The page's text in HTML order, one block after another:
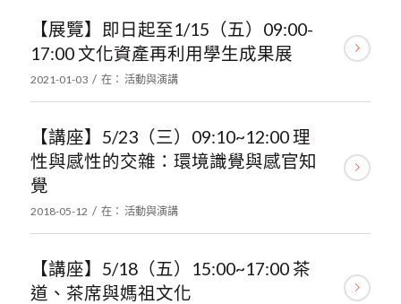
【展覽】即日起至1/15（五）09:00-
17:00 文化資產再利用學生成果展
2021-01-03 / 在： 活動與演講
【講座】5/23（三）09:10~12:00 理
性與感性的交雜：環境識覺與感官知
覺
2018-05-12 / 在： 活動與演講
【講座】5/18（五）15:00~17:00 茶
道、茶席與媽祖文化